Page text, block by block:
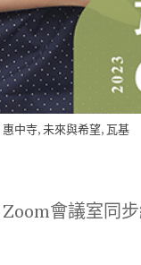
惠中寺,未來與希望, 瓦基
會議室同